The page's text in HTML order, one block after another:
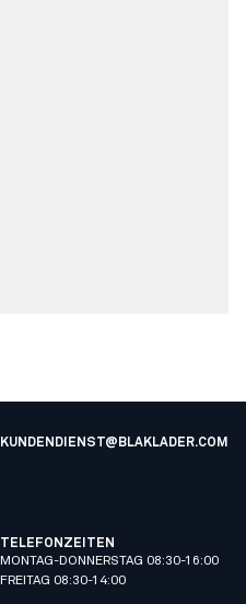
KUNDENDIENST@BLAKLADER.COM
TELEFONZEITEN
MONTAG-DONNERSTAG 08:30-16:00
FREITAG 08:30-14:00